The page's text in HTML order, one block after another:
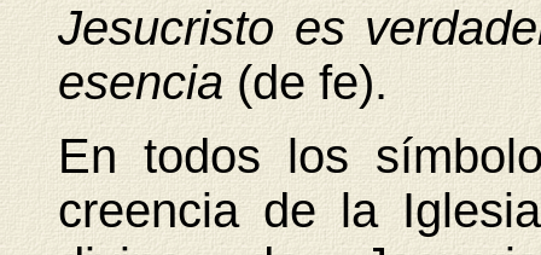
Jesucristo es
esencia(de fe).
En todos los
creencia de la